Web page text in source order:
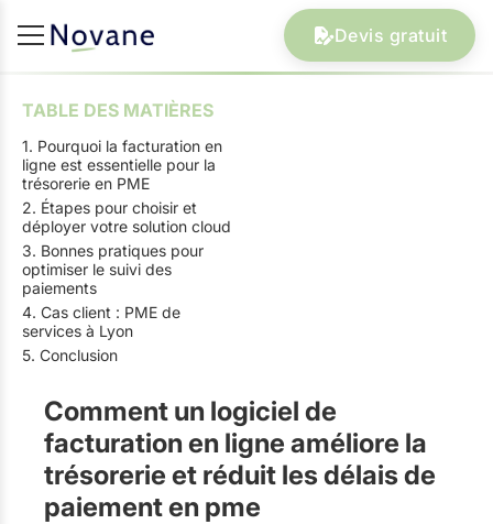
Devis gratuit
TABLE DES MATIÈRES
1. Pourquoi la facturation en
ligne est essentielle pour la
trésorerie en PME
2. Étapes pour choisir et
déployer votre solution cloud
3. Bonnes pratiques pour
optimiser le suivi des
paiements
4. Cas client : PME de
services à Lyon
5. Conclusion
Comment un logiciel de
facturation en ligne améliore la
trésorerie et réduit les délais de
paiement en pme